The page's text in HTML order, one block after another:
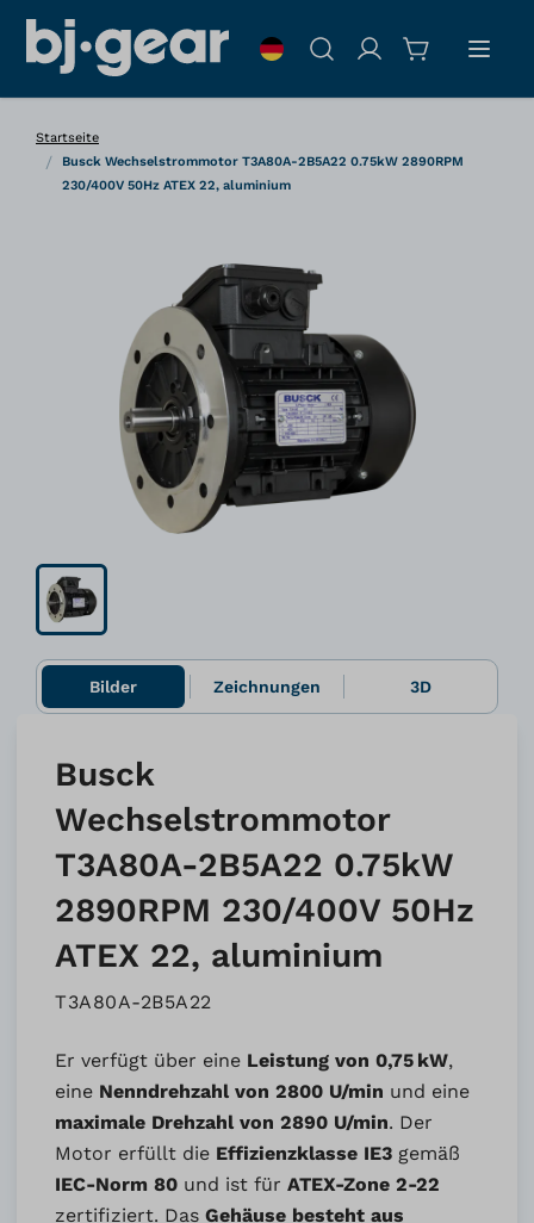
Suche
Startseite
/
Busck Wechselstrommotor T3A80A-2B5A22 0.75kW 2890RPM
230/400V 50Hz ATEX 22, aluminium
Bilder Zeichnungen 3D
Busck
Wechselstrommotor
T3A80A-2B5A22 0.75kW
2890RPM 230/400V 50Hz
ATEX 22, aluminium
T3A80A-2B5A22
Er verfügt über eine Leistung von 0,75 kW,
eine Nenn­drehzahl von 2800 U/min und eine
maximale Drehzahl von 2890 U/min. Der
Motor erfüllt die Effizienzklasse IE3 gemäß
IEC-Norm 80 und ist für ATEX-Zone 2-22
zertifiziert. Das Gehäuse besteht aus